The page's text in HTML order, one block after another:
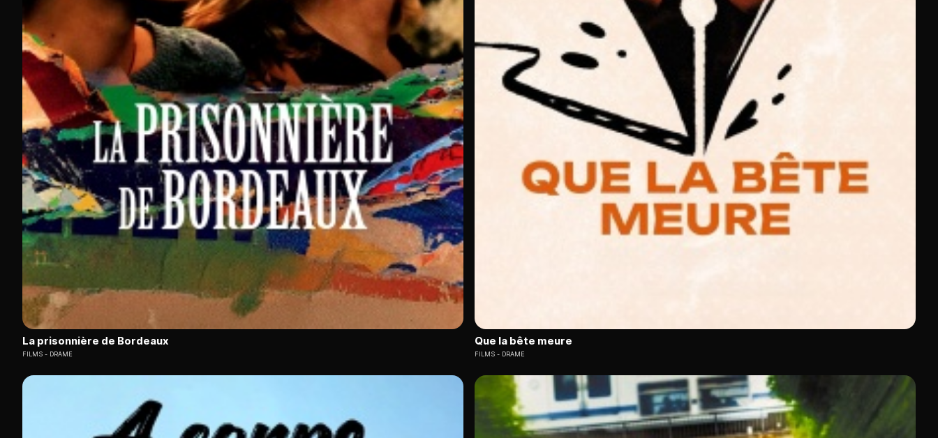
La prisonnière de Bordeaux
FILMS DRAME
Que la bête meure
FILMS DRAME